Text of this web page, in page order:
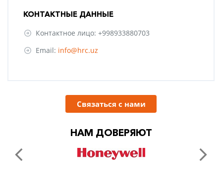
КОНТАКТНЫЕ ДАННЫЕ
Контактное лицо: +998933880703
Email: info@hrc.uz
Связаться с нами
НАМ ДОВЕРЯЮТ